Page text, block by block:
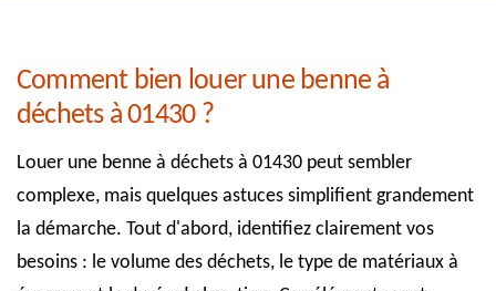
Comment bien louer une benne à
déchets à 01430 ?
Louer une benne à déchets à 01430 peut sembler
complexe, mais quelques astuces simplifient grandement
la démarche. Tout d'abord, identifiez clairement vos
besoins : le volume des déchets, le type de matériaux à